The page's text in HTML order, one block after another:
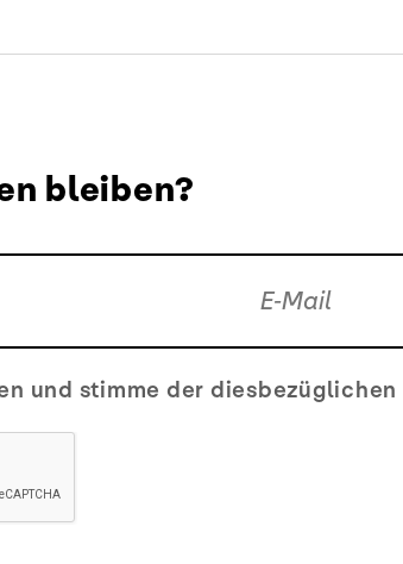
bleiben?
und stimme der diesbezüglichen